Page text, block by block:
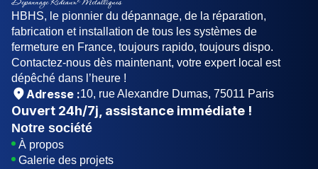
et un ajustement précis du rideau.
HBHS, le pionnier du dépannage, de la réparation,
fabrication et installation de tous les systèmes de
fermeture en France, toujours rapido, toujours dispo.
Contactez-nous dès maintenant, votre expert local est
dépêché dans l’heure !
Adresse :10, rue Alexandre Dumas, 75011 Paris
Ouvert 24h/7j , assistance immédiate !
Notre société
À propos
Galerie des projets